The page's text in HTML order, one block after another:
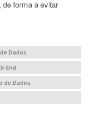
de forma a evitar
Dados
End
de Dados